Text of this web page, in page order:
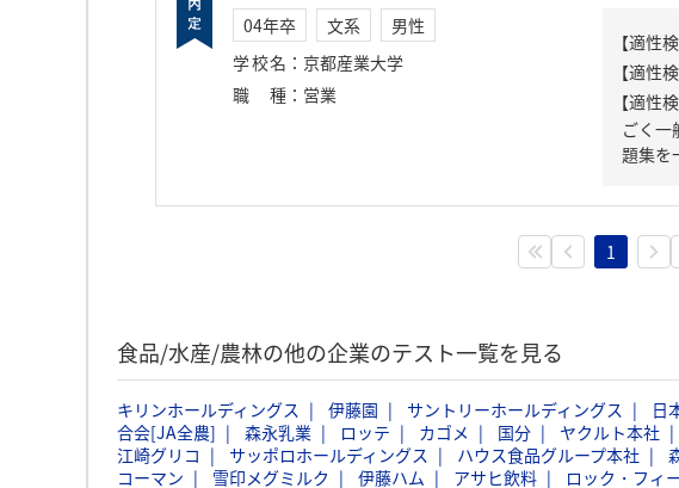
04年卒 文系
男性
学校名 ： 京都産業大学
職種 ： 営業
【適性
ごく一
題集を
1
食品/水産/農林の他の企業のテスト一覧を見る
キリンホールディングス 伊藤園 サントリーホールディングス 日
合会[JA全農]
森永乳業 ロッテ カゴメ 国分 ヤクルト本社
江崎グリコ
サッポロホールディングス ハウス食品グループ本社
コーマン
雪印メグミルク 伊藤ハム アサヒ飲料 ロック・フィ